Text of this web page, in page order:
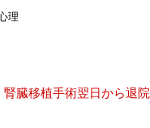
理
腎臓移植手術翌日から退院